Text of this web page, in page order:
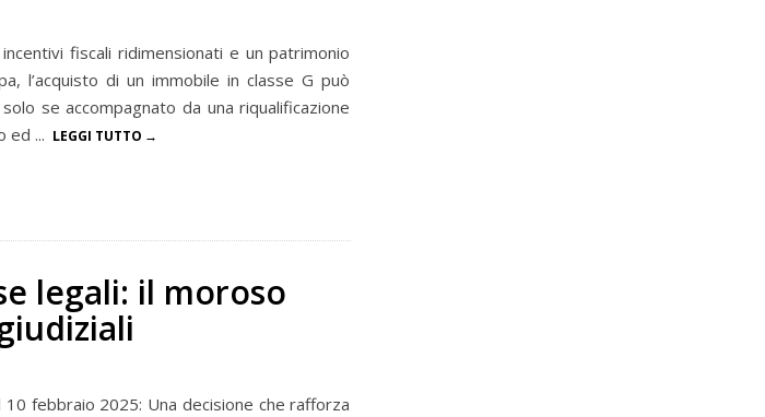
fiscali ridimensionati e un patrimonio
l’acquisto di un immobile in classe G può
se accompagnato da una riqualificazione
ed ... LEGGI TUTTO
legali: il moroso
febbraio 2025: Una decisione che rafforza